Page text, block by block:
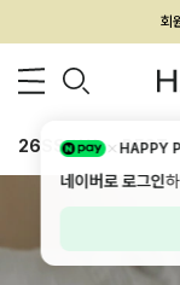
26SS 신상 BEST
HAPPY
네이버로 로그인